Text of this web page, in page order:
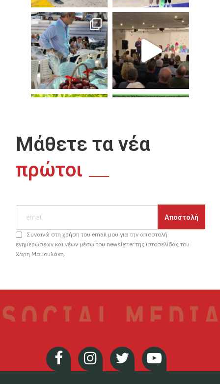
Μάθετε τα νέα
πρώτοι
Συναινώ στη χρήση του email μου για την αποστολή
ενημερώσεων και νέων μέσω του newsletter της ιστοσελίδας του
Χάρη Μαμουλάκη.